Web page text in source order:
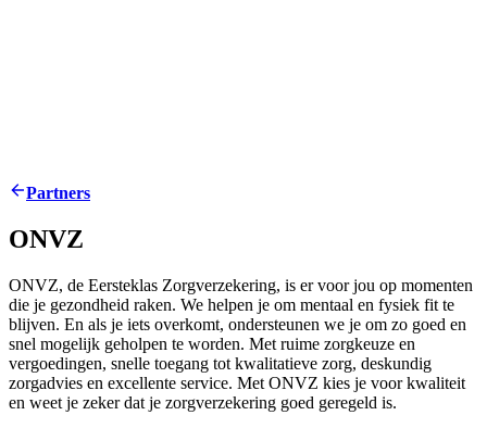
Partners
ONVZ
ONVZ, de Eersteklas Zorgverzekering, is er voor jou op momenten
die je gezondheid raken. We helpen je om mentaal en fysiek fit te
blijven. En als je iets overkomt, ondersteunen we je om zo goed en
snel mogelijk geholpen te worden. Met ruime zorgkeuze en
vergoedingen, snelle toegang tot kwalitatieve zorg, deskundig
zorgadvies en excellente service. Met ONVZ kies je voor kwaliteit
en weet je zeker dat je zorgverzekering goed geregeld is.